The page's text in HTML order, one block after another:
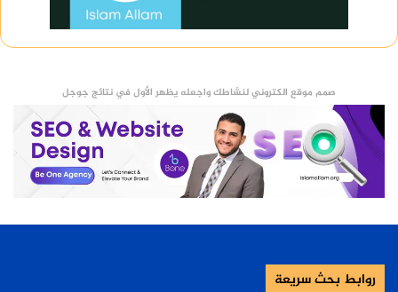
صمم موقع الكتروني لنشاطك واجعله يظهر الأول في نتائج جوجل
روابط بحث سريعة